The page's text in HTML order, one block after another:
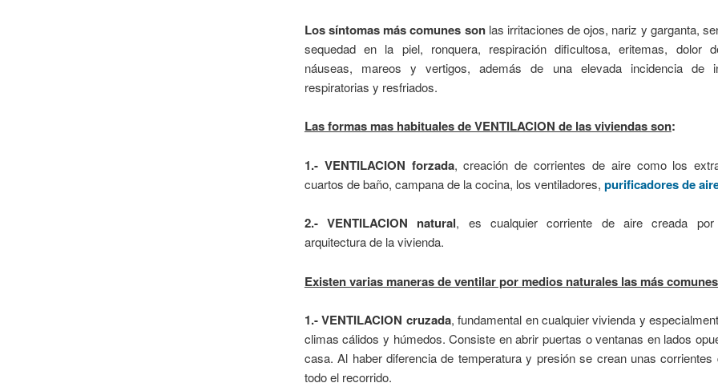
Los síntomas más comunes sonlas irritaciones de ojos, nariz y garganta,
sequedad en la piel, ronquera, respiración dificultosa, eritemas, dolor
náuseas, mareos y vertigos, además de una elevada incidencia de
respiratorias y resfriados.
Las formas mas habituales de VENTILACION de las viviendas son:
1.- VENTILACION forzada, creación de corrientes de aire como los
cuartos de baño, campana de la cocina, los ventiladores, purificadores de
2.- VENTILACION natural, es cualquier corriente de aire creada
arquitectura de la vivienda.
Existen varias maneras de ventilar por medios naturales las más
1.- VENTILACION cruzada, fundamental en cualquier vivienda y
climas cálidos y húmedos. Consiste en abrir puertas o ventanas en lados
casa. Al haber diferencia de temperatura y presión se crean unas corrientes
todo el recorrido.